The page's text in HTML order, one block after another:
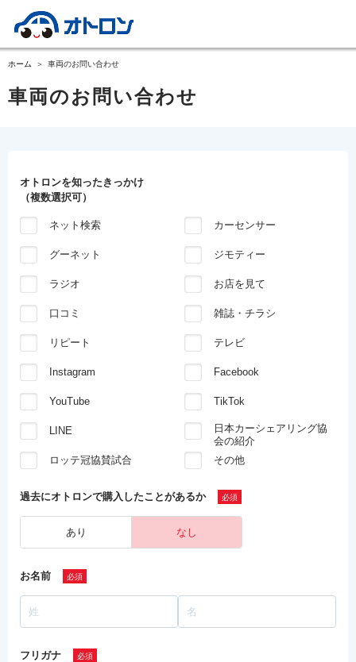
ホーム 車両のお問い合わせ
車両のお問い合わせ
オトロンを知ったきっかけ
（複数選択可）
ネット検索 カーセンサー
グーネット ジモティー
ラジオ お店を見て
口コミ 雑誌・チラシ
リピート テレビ
Instagram Facebook
YouTube TikTok
LINE
日本カーシェアリング協
会の紹介
ロッテ冠協賛試合
その他
過去にオトロンで購入したことがあるか
あり なし
お名前
フリガナ